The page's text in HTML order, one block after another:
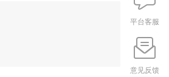
平台客服
意见反馈